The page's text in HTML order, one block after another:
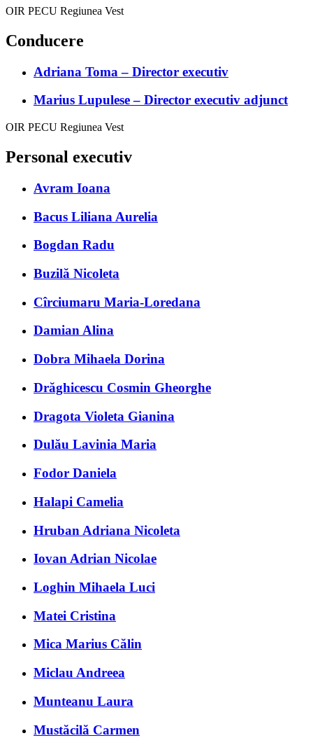
OIR PECU Regiunea Vest
Conducere
Adriana Toma – Director executiv
Marius Lupulese – Director executiv adjunct
OIR PECU Regiunea Vest
Personal executiv
Avram Ioana
Bacus Liliana Aurelia
Bogdan Radu
Buzilă Nicoleta
Cîrciumaru Maria-Loredana
Damian Alina
Dobra Mihaela Dorina
Drăghicescu Cosmin Gheorghe
Dragota Violeta Gianina
Dulău Lavinia Maria
Fodor Daniela
Halapi Camelia
Hruban Adriana Nicoleta
Iovan Adrian Nicolae
Loghin Mihaela Luci
Matei Cristina
Mica Marius Călin
Miclau Andreea
Munteanu Laura
Mustăcilă Carmen